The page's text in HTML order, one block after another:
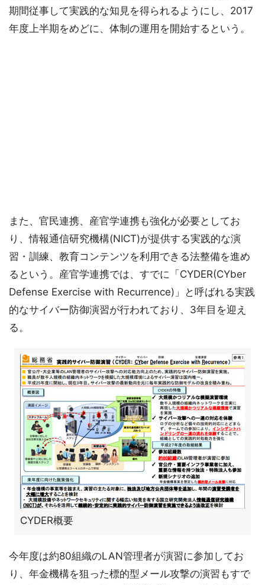
期間従事して実践的な知見を得られるようにし、2017
年度上半期をめどに、体制の運用を開始するという。
また、官民連携、産官学連携も強化が必要としてお
り、情報通信研究機構(NICT)が提供する実践的な演
習・訓練、教育コンテンツを利用できる法整備を進め
るという。産官学連携では、すでに「CYDER(CYber
Defense Exercise with Recurrence)」と呼ばれる実践
的なサイバー防御演習が行われており、3年目を迎え
る。
CYDER概要
今年度は約80組織のLAN管理者が演習に参加してお
り、年金機構を狙った標的型メール攻撃の演習もすで